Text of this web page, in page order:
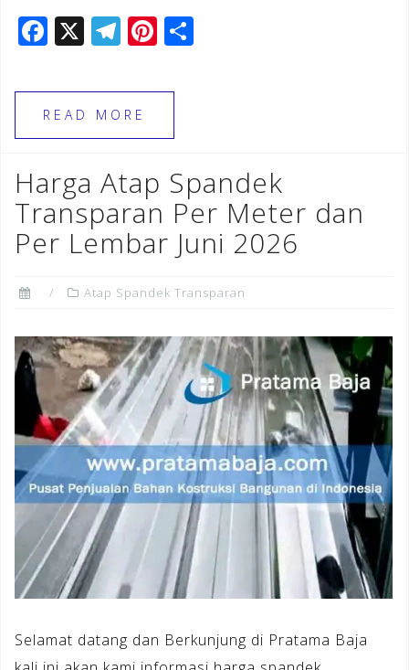
F
c
e
b
o
o
k
X T
e
gr
a
m
Pi
te
e
st
READ MORE
Harga Atap Spandek
Transparan Per Meter dan
Per Lembar Juni 2026
Atap Spandek Transparan
Selamat datang dan Berkunjung di Pratama Baja